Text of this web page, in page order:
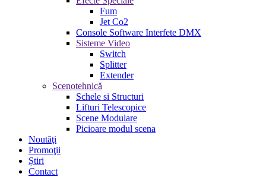
Fum
Jet Co2
Console Software Interfete DMX
Sisteme Video
Switch
Splitter
Extender
Scenotehnică
Schele si Structuri
Lifturi Telescopice
Scene Modulare
Picioare modul scena
Noutăţi
Promoţii
Știri
Contact